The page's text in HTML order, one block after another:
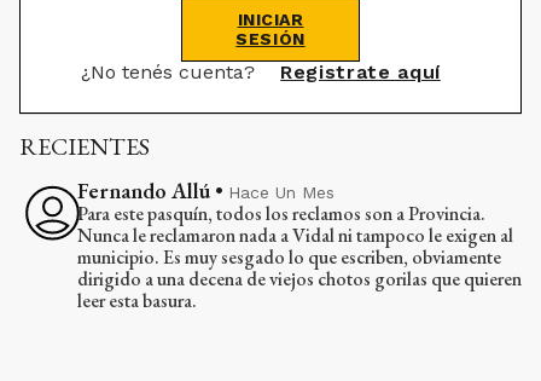
INICIAR
SESIÓN
¿No tenés cuenta? Registrate aquí
RECIENTES
Fernando Allú • Hace Un Mes
Para este pasquín, todos los reclamos son a Provincia.
Nunca le reclamaron nada a Vidal ni tampoco le exigen al
municipio. Es muy sesgado lo que escriben, obviamente
dirigido a una decena de viejos chotos gorilas que quieren
leer esta basura.